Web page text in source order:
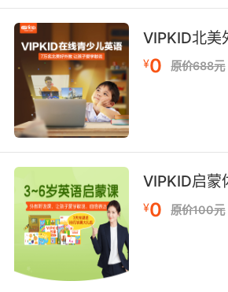
7. Washington bid farewell to
华盛顿曾在此与他的军队告别
8. And he drafted a letter, a
他还写了一封信 一封遗书
9. And with that, I bid you all
farewell.
最后 我诚挚地向你们告别
10. Been knocking about,
tour.
VIPKID北美
¥0 原价688元
VIPKID启蒙
¥0 原价100元